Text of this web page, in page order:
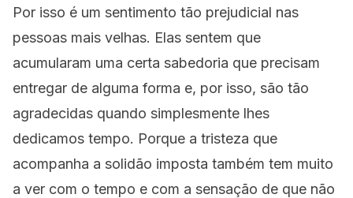
Por isso é um sentimento tão prejudicial nas
pessoas mais velhas. Elas sentem que
acumularam uma certa sabedoria que precisam
entregar de alguma forma e, por isso, são tão
agradecidas quando simplesmente lhes
dedicamos tempo. Porque a tristeza que
acompanha a solidão imposta também tem muito
a ver com o tempo e com a sensação de que não